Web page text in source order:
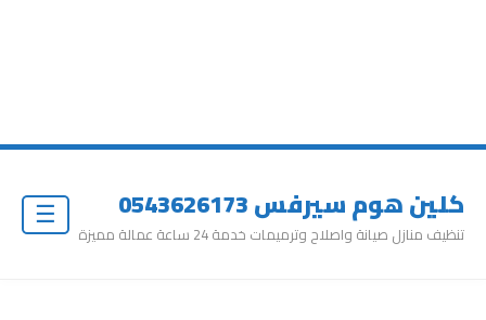
كلين هوم سيرفس 0543626173
تنظيف منازل صيانة واصلاح وترميمات خدمة 24 ساعة عمالة مميزة